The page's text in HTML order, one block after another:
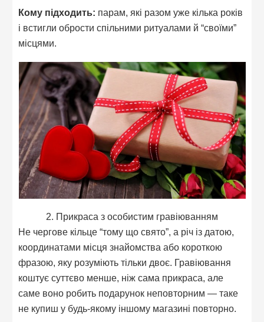
Кому підходить: парам, які разом уже кілька років
і встигли обрости спільними ритуалами й “своїми”
місцями.
2. Прикраса з особистим гравіюванням
Не чергове кільце “тому що свято”, а річ із датою,
координатами місця знайомства або короткою
фразою, яку розуміють тільки двоє. Гравіювання
коштує суттєво менше, ніж сама прикраса, але
саме воно робить подарунок неповторним — таке
не купиш у будь-якому іншому магазині повторно.